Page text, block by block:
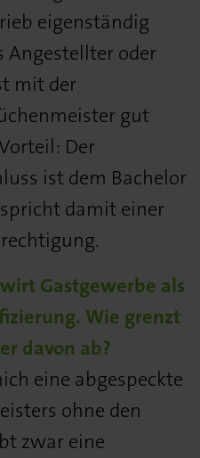
eigenständig
Angestellter oder
mit der
gut
Der
ist dem Bachelor
damit einer
Gastgewerbe als
Wie grenzt
davon ab?
eine abgespeckte
ohne den
zwar eine